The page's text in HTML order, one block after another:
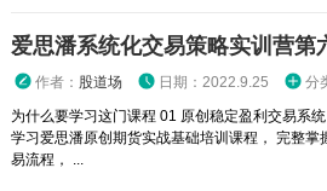
作者： 股道场 日期：2022.9.25 分
为什么要学习这门课程 01 原创稳定盈利交易系
学习爱思潘原创期货实战基础培训课程， 完整
易流程， ...